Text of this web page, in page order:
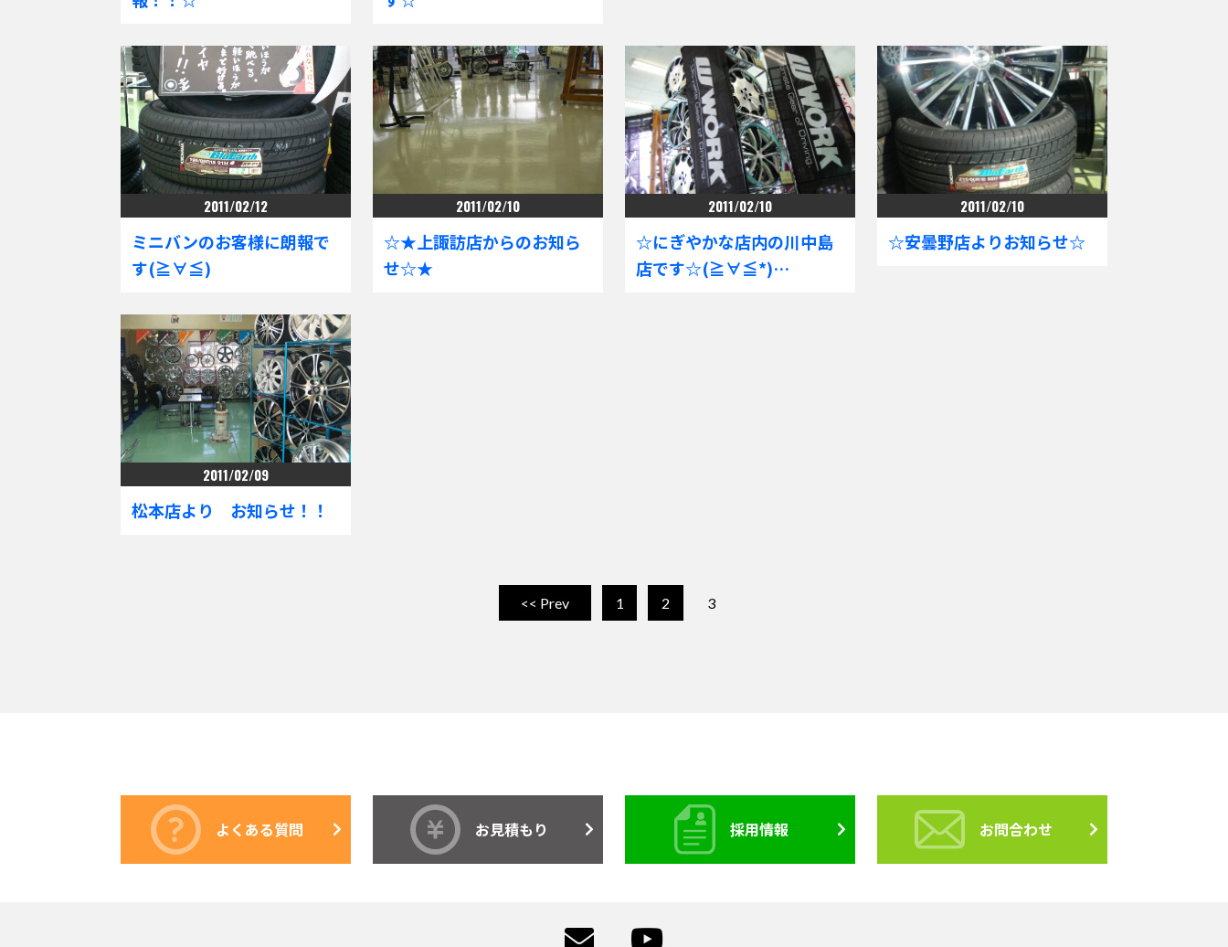
2011/02/12
ミニバンのお客様に朗報で
す(≧∀≦)
2011/02/10
☆★上諏訪店からのお知ら
せ☆★
2011/02/10
☆にぎやかな店内の川中島
店です☆(≧∀≦*)…
2011/02/10
☆安曇野店よりお知らせ☆
2011/02/09
松本店より お知らせ！！
<< Prev 1 2 3
よくある質問 お見積もり 採用情報 お問合わせ